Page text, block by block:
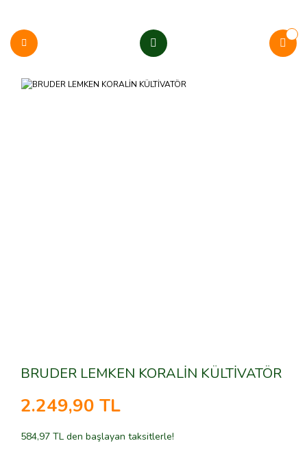
BRUDER LEMKEN KORALİN KÜLTİVATÖR
2.249,90 TL
584,97 TL den başlayan taksitlerle!